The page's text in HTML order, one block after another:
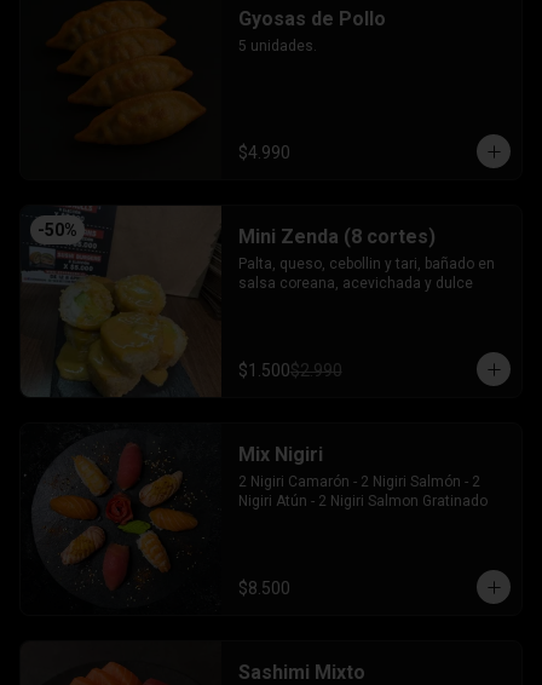
Gyosas de Pollo
5 unidades.
$4.990
-50% Mini Zenda (8 cortes)
Palta, queso, cebollin y tari, bañado en
salsa coreana, acevichada y dulce
$1.500$2.990
Mix Nigiri
2 Nigiri Camarón - 2 Nigiri Salmón - 2
Nigiri Atún - 2 Nigiri Salmon Gratinado
$8.500
Sashimi Mixto